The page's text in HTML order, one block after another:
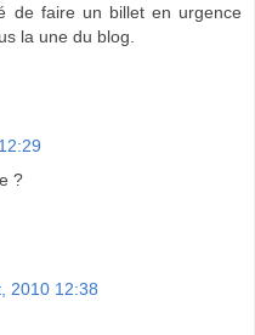
de faire un billet en urgence
la une du blog.
?
2010 12:38